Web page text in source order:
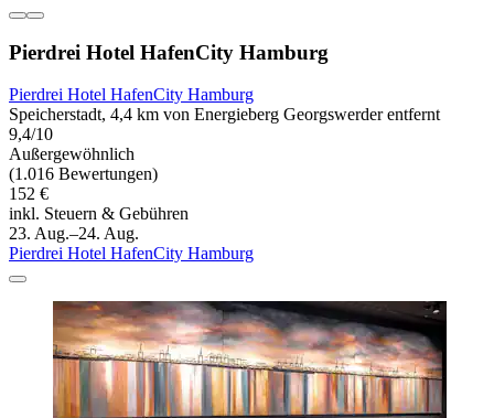
Pierdrei Hotel HafenCity Hamburg
Pierdrei Hotel HafenCity Hamburg
Speicherstadt, 4,4 km von Energieberg Georgswerder entfernt
9,4/10
Außergewöhnlich
(1.016 Bewertungen)
152 €
inkl. Steuern & Gebühren
23. Aug.–24. Aug.
Pierdrei Hotel HafenCity Hamburg